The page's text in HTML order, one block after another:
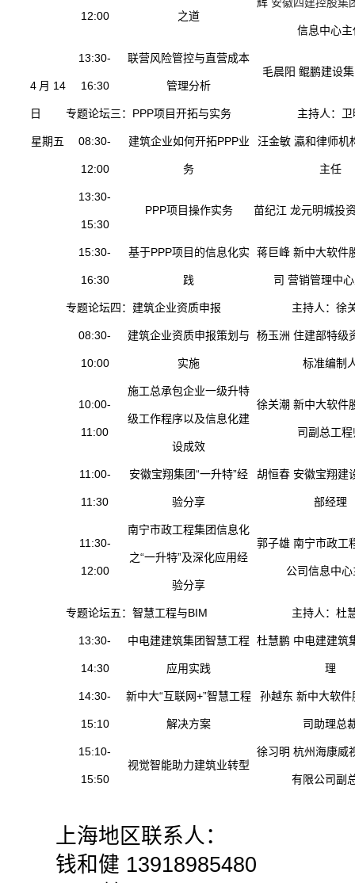
4月14
日
星期五
12:00 之道
信息中心主
13:30-
16:30
联营风险管控与直营成本
管理分析
毛晨阳 鲲鹏建设
专题论坛三：PPP项目开拓与实务 主持人：卫
08:30-
12:00
建筑企业如何开拓PPP业
务
汪金敏 瀛和律师机
主任
13:30-
15:30
PPP项目操作实务 苗纪江 龙元明城投
15:30-
16:30
基于PPP项目的信息化实
践
蒋巨峰 新中大软件
司 营销管理中
专题论坛四：建筑企业资质申报 主持人：徐
08:30-
10:00
建筑企业资质申报策划与
实施
杨玉洲 住建部特级
标准编制
10:00-
11:00
施工总承包企业一级升特
级工作程序以及信息化建
设成效
徐关潮 新中大软件
司副总工程
11:00-
11:30
安徽宝翔集团“一升特”经
验分享
胡恒春 安徽宝翔建
部经理
11:30-
12:00
南宁市政工程集团信息化
之“一升特”及深化应用经
验分享
郭子雄 南宁市政工
公司信息中
专题论坛五：智慧工程与BIM 主持人：杜
13:30-
14:30
中电建建筑集团智慧工程
应用实践
杜慧鹏 中电建建筑
理
14:30-
15:10
新中大“互联网+”智慧工程
解决方案
孙越东 新中大软件
司助理总
15:10-
15:50
视觉智能助力建筑业转型
徐习明 杭州海康威
有限公司副
上海地区联系人：
钱和健 13918985480